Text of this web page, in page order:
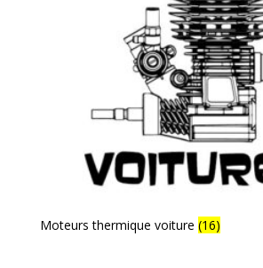
Moteurs thermique voiture (16)